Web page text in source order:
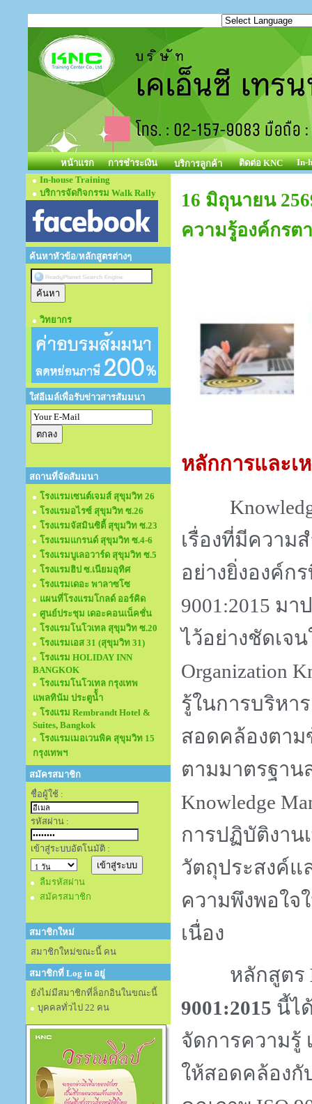
หน้าแรก การชำระเงิน บริการลูกค้า ติดต่อ KNC
In-
In-house Training
บริการจัดกิจกรรม Walk Rally
ค้นหาหัวข้อ/หลักสูตรต่างๆ
วิทยากร
ใส่อีเมล์เพื่อรับข่าวสารสัมมนา
สถานที่จัดสัมมนา
โรงแรมเซนต์เจมส์ สุขุมวิท 26
โรงแรมอไรซ์ สุขุมวิท ซ.26
โรงแรมจัสมินซิตี้ สุขุมวิท ซ.23
โรงแรมแกรนด์ สุขุมวิท ซ.4-6
โรงแรมบูเลอวาร์ด สุขุมวิท ซ.5
โรงแรมฮิป ซ.เนียมอุทิศ
โรงแรมเดอะ พาลาซโซ
แผนที่โรงแรมโกลด์ ออร์คิด
ศูนย์ประชุม เดอะคอนเน็คชั่น
โรงแรมโนโวเทล สุขุมวิท ซ.20
โรงแรมเอส 31 (สุขุมวิท 31)
โรงแรม HOLIDAY INN
BANGKOK
โรงแรมโนโวเทล กรุงเทพ
แพลทินัม ประตูนั้ำ
โรงแรม Rembrandt Hotel &
Suites, Bangkok
โรงแรมเมอเวนพิค สุขุมวิท 15
กรุงเทพฯ
สมัครสมาชิก
ชื่อผู้ใช้ :
รหัสผ่าน :
เข้าสู่ระบบอัตโนมัติ :
ลืมรหัสผ่าน
สมัครสมาชิก
สมาชิกใหม่
สมาชิกใหม่ขณะนี้ คน
สมาชิกที่ Log in อยู่
ยังไม่มีสมาชิกที่ล็อกอินในขณะนี้
บุคคลทั่วไป 22 คน
16 มิถุนายน
ความรู้องค์กรต
หลักการและเ
เรื่องที่มีความ
อย่างยิ่งองค์
9001:2015 ม
ไว้อย่างชัดเจ
Organization
รู้ในการบริหา
สอดคล้องตา
ตามมาตรฐาน
Knowledge
การปฏิบัติงาน
วัตถุประสงค์แ
ความพึงพอใ
เนื่อง
หลักสูตร
9001:2015 นี้ไ
จัดการความรู้
ให้สอดคล้องกั